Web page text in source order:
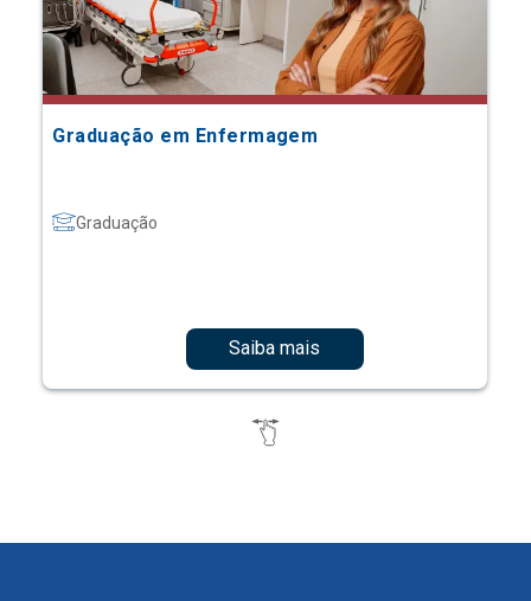
Graduação em Enfermagem
Graduação
Saiba mais